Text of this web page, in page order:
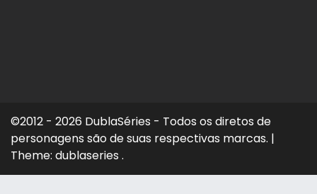
©2012 - 2026 DublaSéries - Todos os diretos de
personagens são de suas respectivas marcas. |
Theme: dublaseries .